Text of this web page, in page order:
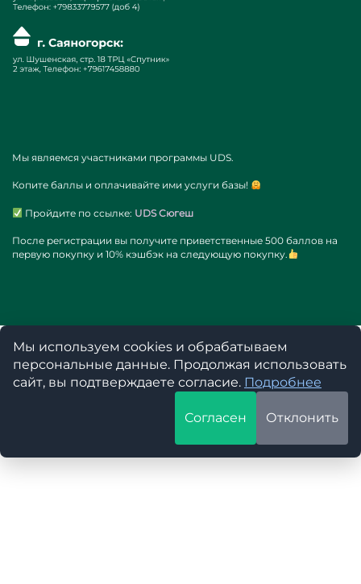
Мы являемся участниками программы UDS.
Копите баллы и оплачивайте ими услуги базы!
Пройдите по ссылке: UDS Сюгеш
После регистрации вы получите приветственные 500 баллов на
первую покупку и 10% кэшбэк на следующую покупку.
Мы используем cookies и обрабатываем
персональные данные. Продолжая использовать
сайт, вы подтверждаете согласие. Подробнее
Согласен Отклонить